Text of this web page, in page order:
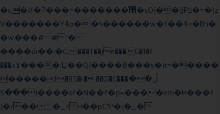
�c�#�޳�ͯ������=���7�sO{��ğPݿ�=�)z
V�������Y4p�.�ϟ������w�f��4>�Bh�
�w���# # "�
����ώ��:�CJ���T��je���C�1�?
���xϫ����:Џ��Q{����ǿ���s�ϰ=�����
�����l�85�r���G�C���ڵ��
���5i����s?�N��?�ϼ=����em�H���?
{�/�� �_<H��pC"P�{�_�